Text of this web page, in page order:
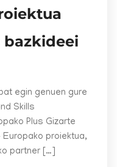
bazkideei
egin genuen gure
Skills
Plus Gizarte
Europako proiektua,
partner […]